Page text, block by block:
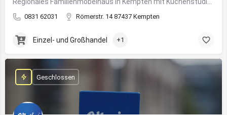
0831 62031 Römerstr. 14 87437 Kempten
Einzel- und Großhandel +1
Geschlossen